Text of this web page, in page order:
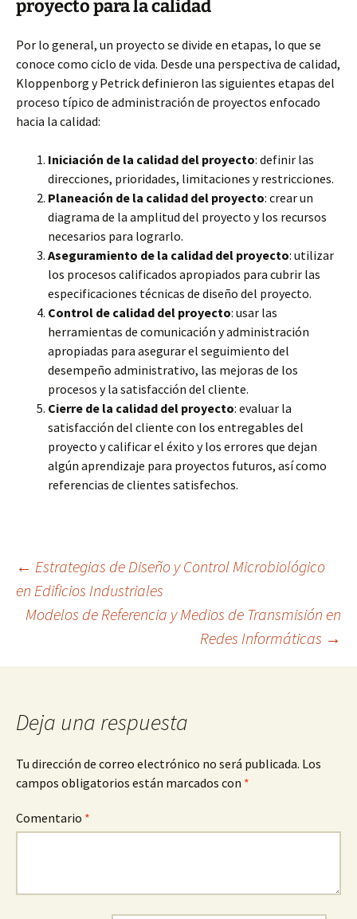
proyecto para la calidad
Por lo general, un proyecto se divide en etapas, lo que se
conoce como ciclo de vida. Desde una perspectiva de calidad,
Kloppenborg y Petrick definieron las siguientes etapas del
proceso típico de administración de proyectos enfocado
hacia la calidad:
Iniciación de la calidad del proyecto: definir las
direcciones, prioridades, limitaciones y restricciones.
Planeación de la calidad del proyecto: crear un
diagrama de la amplitud del proyecto y los recursos
necesarios para lograrlo.
Aseguramiento de la calidad del proyecto: utilizar
los procesos calificados apropiados para cubrir las
especificaciones técnicas de diseño del proyecto.
Control de calidad del proyecto: usar las
herramientas de comunicación y administración
apropiadas para asegurar el seguimiento del
desempeño administrativo, las mejoras de los
procesos y la satisfacción del cliente.
Cierre de la calidad del proyecto: evaluar la
satisfacción del cliente con los entregables del
proyecto y calificar el éxito y los errores que dejan
algún aprendizaje para proyectos futuros, así como
referencias de clientes satisfechos.
Navegación
de
entradas
← Estrategias de Diseño y Control Microbiológico
en Edificios Industriales
Modelos de Referencia y Medios de Transmisión en
Redes Informáticas →
Deja una respuesta
Tu dirección de correo electrónico no será publicada. Los
campos obligatorios están marcados con *
Comentario *